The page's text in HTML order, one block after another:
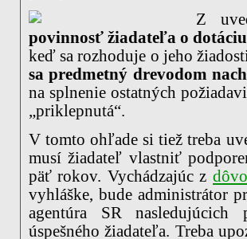
Z
povinnosť žiadateľa o
keď sa rozhoduje o jeho
sa predmetný drevodom
na splnenie ostatných
„priklepnutá“.
V tomto ohľade si tiež treba
musí žiadateľ vlastniť
päť rokov. Vychádzajúc z
vyhláške, bude administrátor
agentúra SR
úspešného žiadateľa. Treba